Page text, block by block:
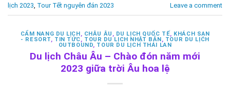
lịch 2023, Tour Tết nguyên đán 2023 Leave a comment
CẨM NANG DU LỊCH, CHÂU ÂU , DU LỊCH QUỐC TẾ, KHÁCH SẠN
- RESORT, TIN TỨC, TOUR DU LỊCH NHẬT BẢN, TOUR DU LỊCH
OUTBOUND, TOUR DU LỊCH THÁI LAN
Du lịch Châu Âu – Chào đón năm mới
2023 giữa trời Âu hoa lệ